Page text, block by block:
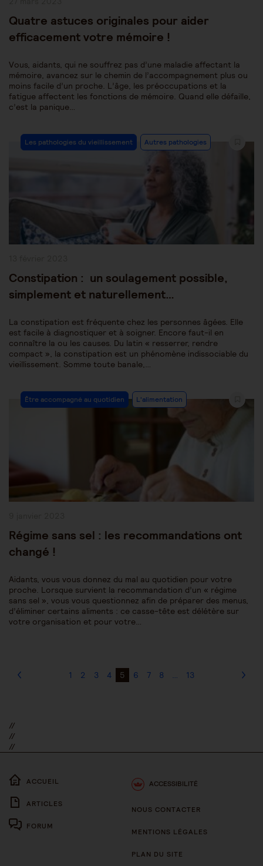
Quatre astuces originales pour aider
efficacement votre mémoire !
Vous, aidants, qui ne souffrez pas d’une maladie affectant la
mémoire, avancez sur le chemin de l’accompagnement plus ou
moins facile d’un proche. L’âge, les préoccupations et la
fatigue affectent les fonctions de mémoire. Quand elle défaille,
c’est la panique…
Post
Category:
Les pathologies du vieillissement Autres pathologies
Constipation : un soulagement possible,
simplement et naturellement…
La constipation est fréquente chez les personnes âgées. Elle
est facile à diagnostiquer et à soigner. Encore faut-il en
connaître la ou les causes. Du latin « resserrer, rendre
compact », la constipation est un phénomène indissociable du
vieillissement. Somme toute banale,…
Post
Category:
Être accompagné au quotidien L'alimentation
Régime sans sel : les recommandations ont
changé !
Aidants, vous vous donnez du mal au quotidien pour votre
proche. Lorsque survient la recommandation d’un « régime
sans sel », vous vous questionnez afin de préparer des menus,
d’éliminer certains aliments : ce casse-tête est délétère sur
votre organisation et pour votre…
1 2 3 4 5 6 7 8 … 13
//
//
//
ACCUEIL
ARTICLES
FORUM
ACCESSIBILITÉ
NOUS CONTACTER
MENTIONS LÉGALES
PLAN DU SITE